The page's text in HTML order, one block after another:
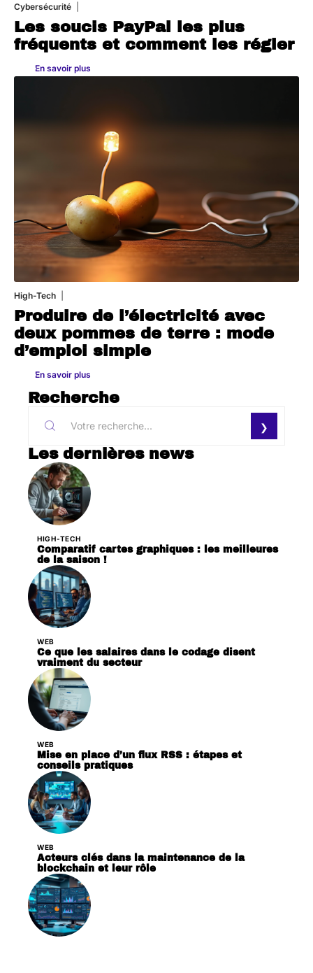
Cybersécurité
Les soucis PayPal les plus
fréquents et comment les régler
En savoir plus
High-Tech
Produire de l’électricité avec
deux pommes de terre : mode
d’emploi simple
En savoir plus
Recherche
Les dernières news
HIGH-TECH
Comparatif cartes graphiques : les meilleures
de la saison !
WEB
Ce que les salaires dans le codage disent
vraiment du secteur
WEB
Mise en place d’un flux RSS : étapes et
conseils pratiques
WEB
Acteurs clés dans la maintenance de la
blockchain et leur rôle